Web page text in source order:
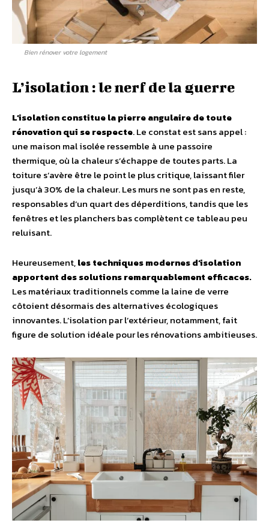
Bien rénover votre logement
L’isolation : le nerf de la guerre
L’isolation constitue la pierre angulaire de toute
rénovation qui se respecte. Le constat est sans appel :
une maison mal isolée ressemble à une passoire
thermique, où la chaleur s’échappe de toutes parts. La
toiture s’avère être le point le plus critique, laissant filer
jusqu’à 30% de la chaleur. Les murs ne sont pas en reste,
responsables d’un quart des déperditions, tandis que les
fenêtres et les planchers bas complètent ce tableau peu
reluisant.
Heureusement,les techniques modernes d’isolation
apportent des solutions remarquablement efficaces.
Les matériaux traditionnels comme la laine de verre
côtoient désormais des alternatives écologiques
innovantes. L’isolation par l’extérieur, notamment, fait
figure de solution idéale pour les rénovations ambitieuses.